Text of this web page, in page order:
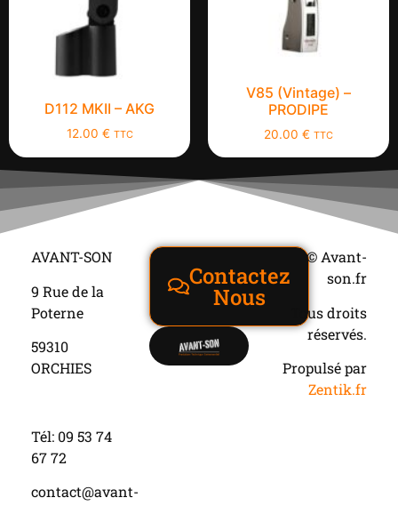
D112 MKII – AKG
12.00 € TTC
V85 (Vintage) –
PRODIPE
20.00 € TTC
AVANT-SON
9 Rue de la
Poterne
59310
ORCHIES
Tél: 09 53 74
67 72
contact@avant-
Contactez
Nous
© Avant-
son.fr
Tous droits
réservés.
Propulsé par
Zentik.fr